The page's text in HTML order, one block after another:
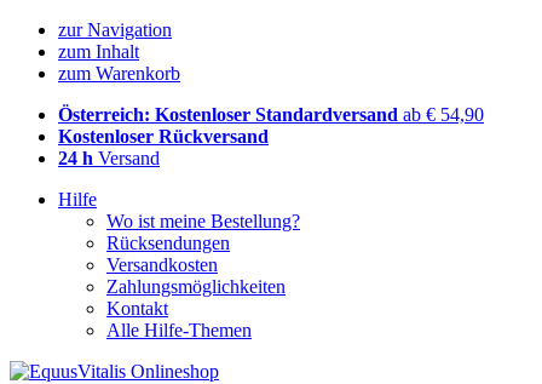
zur Navigation
zum Inhalt
zum Warenkorb
Österreich: Kostenloser Standardversand ab € 54,90
Kostenloser Rückversand
24 h Versand
Hilfe
Wo ist meine Bestellung?
Rücksendungen
Versandkosten
Zahlungsmöglichkeiten
Kontakt
Alle Hilfe-Themen